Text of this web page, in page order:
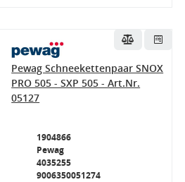
Pewag Schneekettenpaar SNOX
PRO 505 - SXP 505 - Art.Nr.
05127
1904866
Pewag
4035255
9006350051274